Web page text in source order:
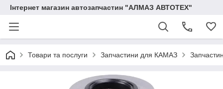
Інтернет магазин автозапчастин "АЛМАЗ АВТОТЕХ"
Товари та послуги Запчастини для КАМАЗ